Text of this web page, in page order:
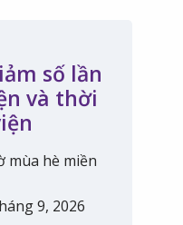
số lần
và thời
mùa hè miền
9, 2026